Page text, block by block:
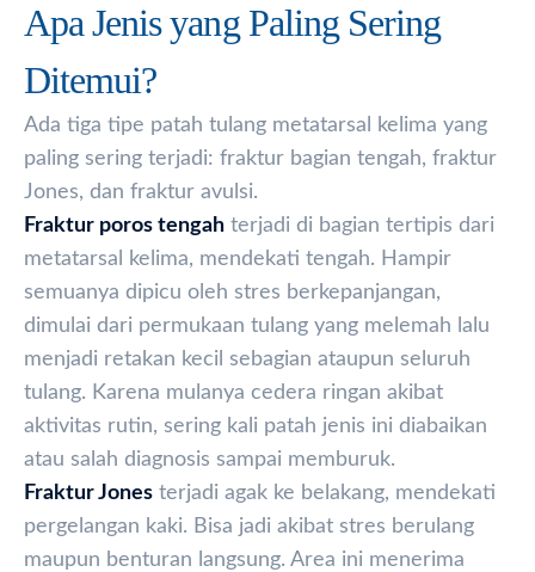
Apa Jenis yang Paling Sering
Ditemui?
Ada tiga tipe patah tulang metatarsal kelima yang
paling sering terjadi: fraktur bagian tengah, fraktur
Jones, dan fraktur avulsi.
Fraktur poros tengah terjadi di bagian tertipis dari
metatarsal kelima, mendekati tengah. Hampir
semuanya dipicu oleh stres berkepanjangan,
dimulai dari permukaan tulang yang melemah lalu
menjadi retakan kecil sebagian ataupun seluruh
tulang. Karena mulanya cedera ringan akibat
aktivitas rutin, sering kali patah jenis ini diabaikan
atau salah diagnosis sampai memburuk.
Fraktur Jones terjadi agak ke belakang, mendekati
pergelangan kaki. Bisa jadi akibat stres berulang
maupun benturan langsung. Area ini menerima